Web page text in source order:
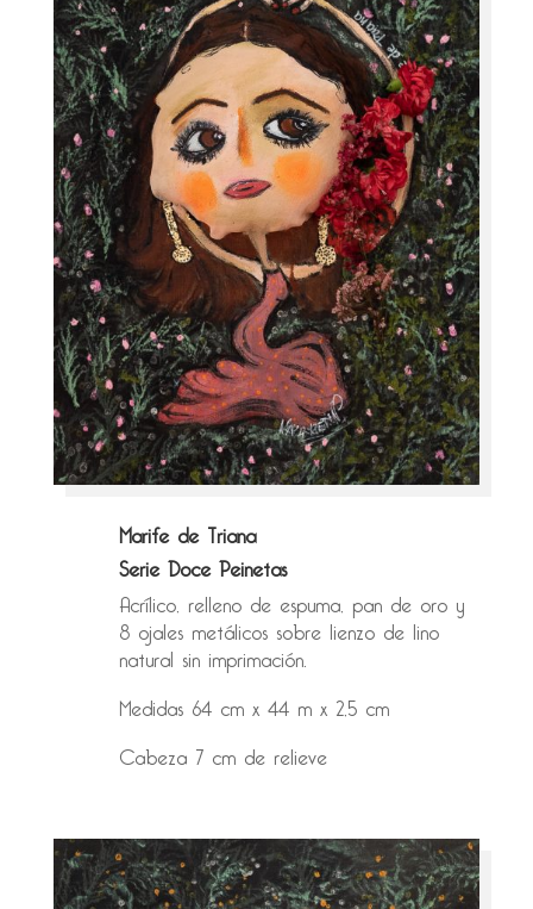
Marife de Triana
Serie Doce Peinetas
Acrílico, relleno de espuma, pan de oro y
8 ojales metálicos sobre lienzo de lino
natural sin imprimación.
Medidas 64 cm x 44 m x 2,5 cm
Cabeza 7 cm de relieve